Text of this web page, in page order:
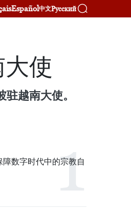
Español中文Русский
使
越南大使。
障数字时代中的宗教自